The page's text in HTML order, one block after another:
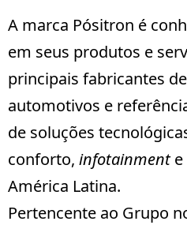
A marca Pósitron é
em seus produtos e
principais fabricantes
automotivos e
de soluções
conforto, infotainmente
América Latina.
Pertencente ao Grupo